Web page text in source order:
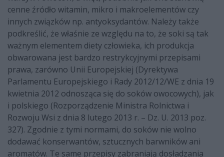
cenne źródło witamin, mikro i makroelementów czy
innych związków np. antyoksydantów. Należy także
podkreślić, że właśnie ze względu na to, że soki są tak
ważnym elementem diety człowieka, ich produkcja
obwarowana jest bardzo restrykcyjnymi przepisami
prawa, zarówno Unii Europejskiej (Dyrektywa
Parlamentu Europejskiego i Rady 2012/12/WE z dnia 19
kwietnia 2012 odnosząca się do soków owocowych), jak
i polskiego (Rozporządzenie Ministra Rolnictwa i
Rozwoju Wsi z dnia 8 lutego 2013 r. – Dz. U. 2013 poz.
327). Zgodnie z tymi normami, do soków nie wolno
dodawać konserwantów, sztucznych barwników ani
aromatów. Te same przepisy zabraniają dosładzania